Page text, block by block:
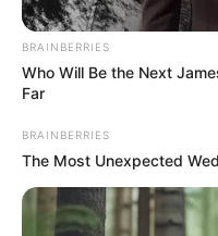
BRAINBERRIES
Who Will Be the Next
Far
BRAINBERRIES
The Most Unexpected